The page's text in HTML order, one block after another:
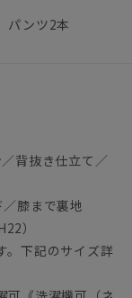
ンツ2本
背抜き仕立て／
膝まで裏地
）
。下記のサイズ詳